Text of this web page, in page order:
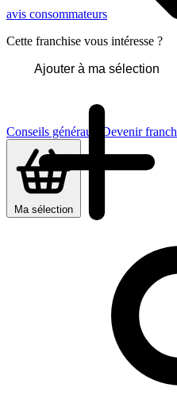
Conseils généraux Devenir
Ma sélection
avis consommateurs
Cette franchise vous intéresse ?
Ajouter à ma sélection